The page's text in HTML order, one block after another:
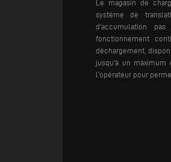
Le magasin de
système de
d'accumulation
fonctionnement
déchargement,
jusqu'à un
l'opérateur pour